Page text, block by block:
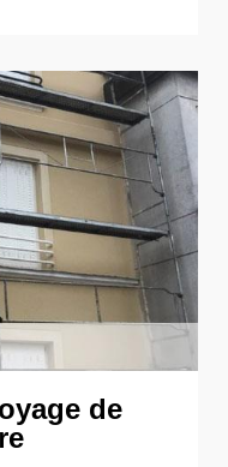
de